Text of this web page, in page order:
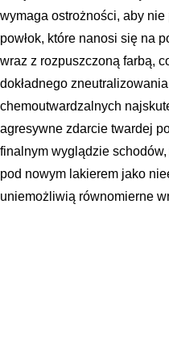
wymaga ostrożności, aby
powłok, które nanosi się na
wraz z rozpuszczoną farbą,
dokładnego
chemoutwardzalnych
agresywne zdarcie twardej
finalnym wyglądzie
pod nowym lakierem jako
uniemożliwią równomierne